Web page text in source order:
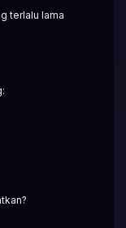
terlalu lama